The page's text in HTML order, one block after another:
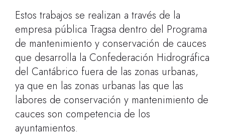
Estos trabajos se realizan a través de la
empresa pública Tragsa dentro del Programa
de mantenimiento y conservación de cauces
que desarrolla la Confederación Hidrográfica
del Cantábrico fuera de las zonas urbanas,
ya que en las zonas urbanas las que las
labores de conservación y mantenimiento de
cauces son competencia de los
ayuntamientos.